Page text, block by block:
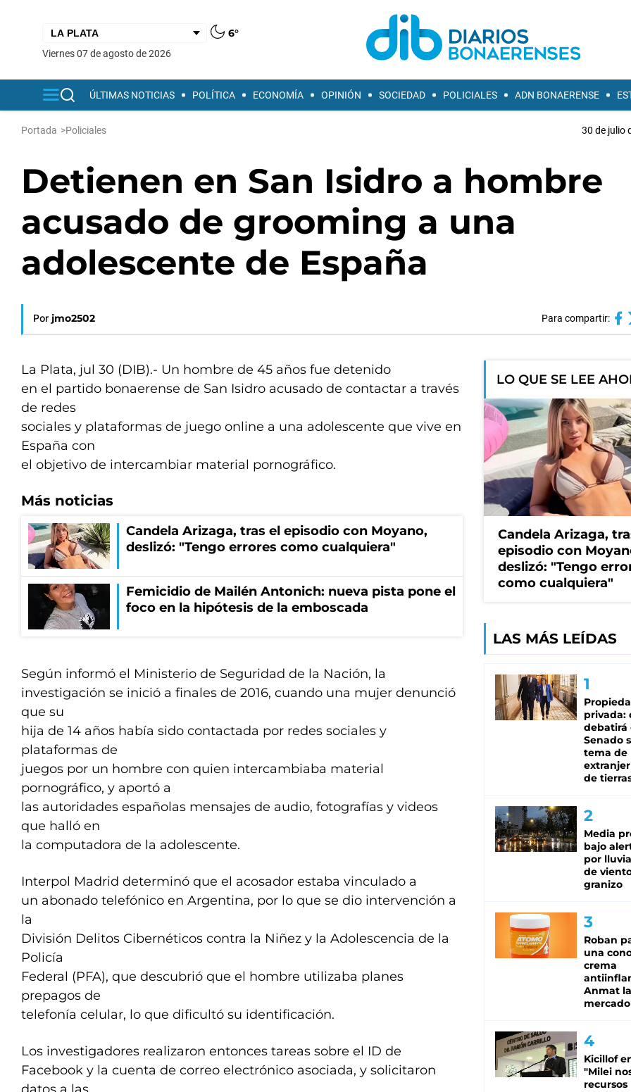
6°
viernes 07 de agosto de 2026
ÚLTIMAS NOTICIAS POLÍTICA ECONOMÍA OPINIÓN SOCIEDAD POLICIALES ADN BONAERENSE
Portada >Policiales 30 de julio
Detienen en San Isidro a hombre
acusado de grooming a una
adolescente de España
Por jmo2502 Para compartir:
La Plata, jul 30 (DIB).- Un hombre de 45 años fue detenido
en el partido bonaerense de San Isidro acusado de contactar a través
de redes
sociales y plataformas de juego online a una adolescente que vive en
España con
el objetivo de intercambiar material pornográfico.
Más noticias
Candela Arizaga, tras el episodio con Moyano,
deslizó: "Tengo errores como cualquiera"
Femicidio de Mailén Antonich: nueva pista pone el
foco en la hipótesis de la emboscada
Según informó el Ministerio de Seguridad de la Nación, la
investigación se inició a finales de 2016, cuando una mujer denunció
que su
hija de 14 años había sido contactada por redes sociales y
plataformas de
juegos por un hombre con quien intercambiaba material
pornográfico, y aportó a
las autoridades españolas mensajes de audio, fotografías y videos
que halló en
la computadora de la adolescente.
Interpol Madrid determinó que el acosador estaba vinculado a
un abonado telefónico en Argentina, por lo que se dio intervención a
la
División Delitos Cibernéticos contra la Niñez y la Adolescencia de la
Policía
Federal (PFA), que descubrió que el hombre utilizaba planes
prepagos de
telefonía celular, lo que dificultó su identificación.
Los investigadores realizaron entonces tareas sobre el ID de
Facebook y la cuenta de correo electrónico asociada, y solicitaron
LO QUE SE LEE
Candela Arizaga,
episodio con
deslizó: "Tengo
como cualquiera"
LAS MÁS LEÍDAS
privada:
debatirá
Senado
tema de
de
Media
bajo
por
de
granizo
Roban
una
crema
Anmat
mercado
Kicillof
"Milei
recursos